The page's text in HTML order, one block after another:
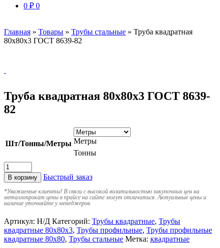
0 ₽ 0
Главная » Товары » Трубы стальные » Труба квадратная
80х80х3 ГОСТ 8639-82
Труба квадратная 80х80х3 ГОСТ 8639-
82
Шт/Тонны/Метры Метры
Тонны
В корзину Быстрый заказ
*Уважаемые клиенты! В связи с высокой волатильностью закупочных цен на
металлопрокат цены в прайсе на сайте могут отличаться. Актуальные цены и
наличие уточняйте у менеджеров.
Артикул: Н/Д Категорий: Трубы квадратные, Трубы
квадратные 80х80х3, Трубы профильные, Трубы профильные
квадратные 80х80, Трубы стальные Метка: квадратные